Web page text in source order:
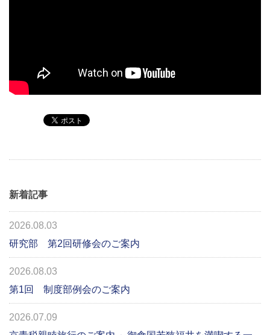
新着記事
2026.08.03
研究部 第2回研修会のご案内
2026.08.03
第1回 制度部例会のご案内
2026.07.09